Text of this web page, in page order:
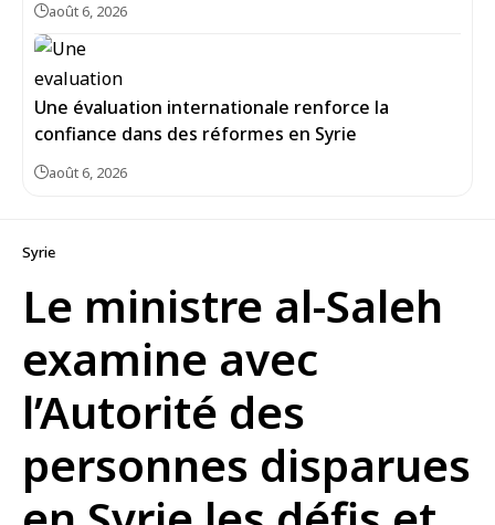
août 6, 2026
Une évaluation internationale renforce la
confiance dans des réformes en Syrie
août 6, 2026
Syrie
Le ministre al-Saleh
examine avec
l’Autorité des
personnes disparues